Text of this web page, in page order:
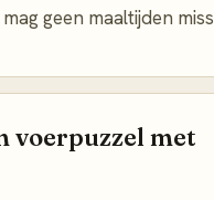
geen maaltijden
voerpuzzel met